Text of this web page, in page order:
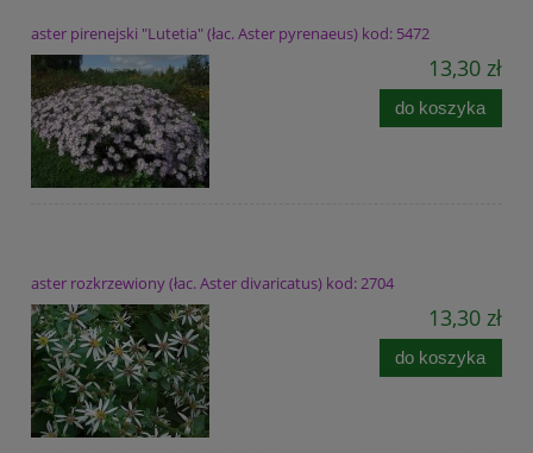
aster pirenejski "Lutetia" (łac. Aster pyrenaeus) kod: 5472
13,30 zł
do koszyka
aster rozkrzewiony (łac. Aster divaricatus) kod: 2704
13,30 zł
do koszyka